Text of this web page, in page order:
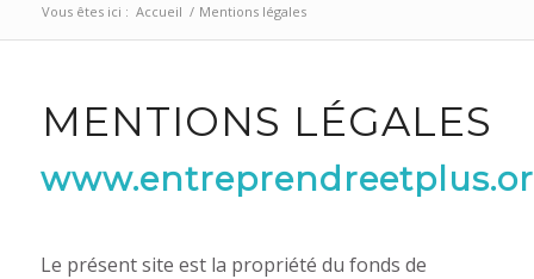
Vous êtes ici : Accueil / Mentions légales
MENTIONS LÉGALES
Le présent site est la propriété du fonds de